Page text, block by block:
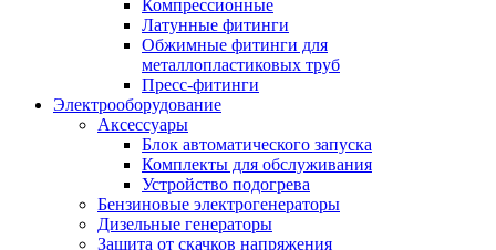
Компрессионные
Латунные фитинги
Обжимные фитинги для
металлопластиковых труб
Пресс-фитинги
Электрооборудование
Аксессуары
Блок автоматического запуска
Комплекты для обслуживания
Устройство подогрева
Бензиновые электрогенераторы
Дизельные генераторы
Защита от скачков напряжения